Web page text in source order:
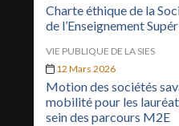
Charte éthique de la
de l’Enseignement
VIE PUBLIQUE DE LA SIES
12 Mars 2026
Motion des sociétés
mobilité pour les
sein des parcours M2E